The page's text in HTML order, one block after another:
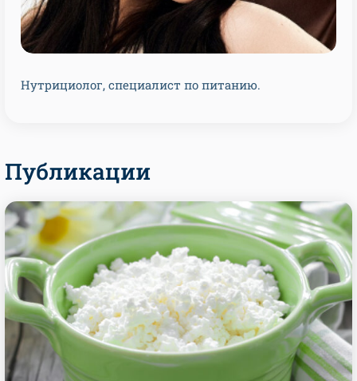
Нутрициолог, специалист по питанию.
Публикации